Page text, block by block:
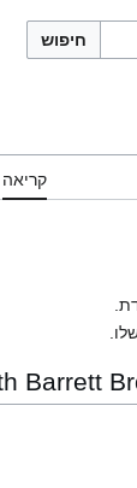
חיפוש
קריאה